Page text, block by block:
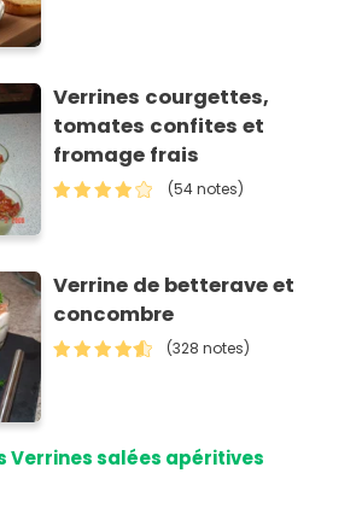
Verrines courgettes,
tomates confites et
fromage frais
(54 notes)
Verrine de betterave et
concombre
(328 notes)
Verrines salées apéritives